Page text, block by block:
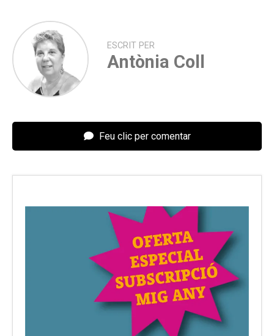
ESCRIT PER
Antònia Coll
Feu clic per comentar